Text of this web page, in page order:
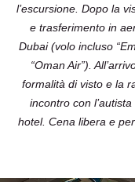
l’escursione. Dopo la
e trasferimento in
Dubai (volo incluso
“Oman Air”).
formalità di visto e la
incontro con
hotel. Cena libera e